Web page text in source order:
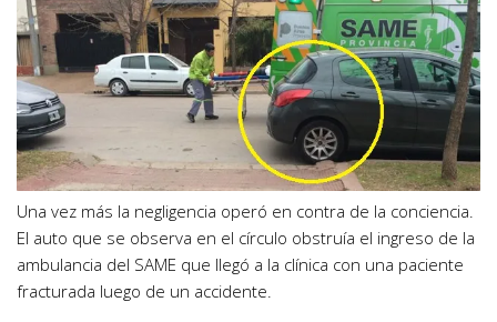
Una vez más la negligencia operó en contra de la conciencia.
El auto que se observa en el círculo obstruía el ingreso de la
ambulancia del SAME que llegó a la clínica con una paciente
fracturada luego de un accidente.